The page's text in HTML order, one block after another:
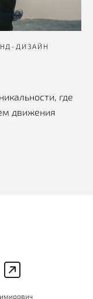
ДИЗАЙН
где
движения